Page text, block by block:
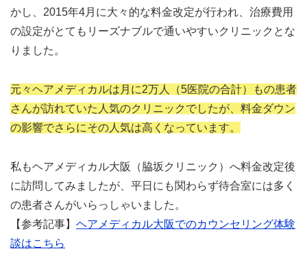
かし、2015年4月に大々的な料金改定が行われ、治療費用
の設定がとてもリーズナブルで通いやすいクリニックとな
りました。
元々ヘアメディカルは月に2万人（5医院の合計）もの患者
さんが訪れていた人気のクリニックでしたが、料金ダウン
の影響でさらにその人気は高くなっています。
私もヘアメディカル大阪（脇坂クリニック）へ料金改定後
に訪問してみましたが、平日にも関わらず待合室には多く
の患者さんがいらっしゃいました。
【参考記事】 ヘアメディカル大阪でのカウンセリング体験
談はこちら